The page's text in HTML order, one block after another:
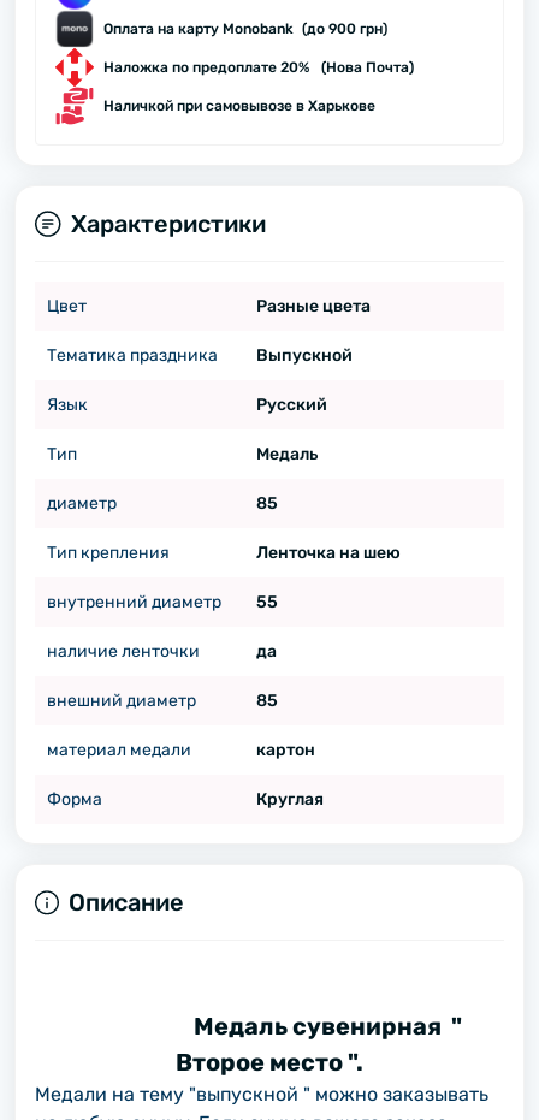
Оплата на карту Monobank (до 900 грн)
Наложка по предоплате 20% (Нова Почта)
Наличкой при самовывозе в Харькове
Характеристики
Цвет Разные цвета
Тематика праздника Выпускной
Язык Русский
Тип Медаль
диаметр 85
Тип крепления Ленточка на шею
внутренний диаметр 55
наличие ленточки да
внешний диаметр 85
материал медали картон
Форма Круглая
Описание
Медаль сувенирная "
Второе место ".
Медали на тему "выпускной " можно заказывать